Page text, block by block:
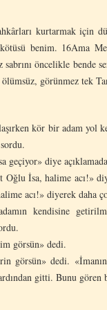
kurtarmak için
benim. 16Ama
sabrını öncelikle
görünmez tek
kör bir adam yol
geçiyor» diye
Oğlu İsa, halime acı!»
acı!» diyerek daha
kendisine
görsün» dedi.
görsün» dedi.
gitti. Bunu